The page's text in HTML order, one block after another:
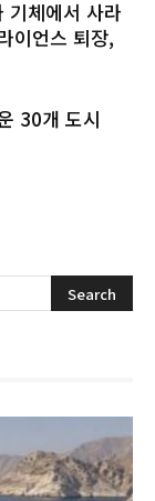
기체에서 사라
이언스 퇴장,
30개 도시